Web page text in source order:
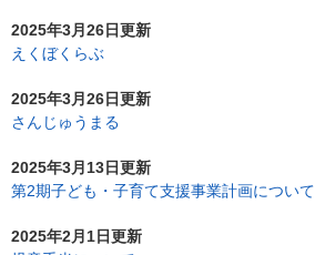
2025年3月26日更新
えくぼくらぶ
2025年3月26日更新
さんじゅうまる
2025年3月13日更新
第2期子ども・子育て支援事業計画について
2025年2月1日更新